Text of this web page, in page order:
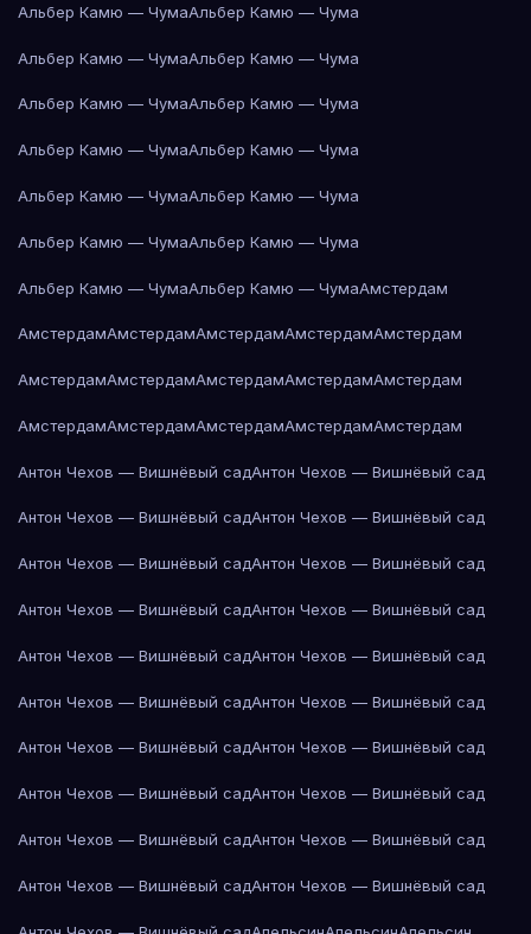
Альбер Камю — ЧумаАльбер Камю — Чума
Альбер Камю — ЧумаАльбер Камю — Чума
Альбер Камю — ЧумаАльбер Камю — Чума
Альбер Камю — ЧумаАльбер Камю — Чума
Альбер Камю — ЧумаАльбер Камю — Чума
Альбер Камю — ЧумаАльбер Камю — Чума
Альбер Камю — ЧумаАльбер Камю — ЧумаАмстердам
АмстердамАмстердамАмстердамАмстердамАмстердам
АмстердамАмстердамАмстердамАмстердамАмстердам
АмстердамАмстердамАмстердамАмстердамАмстердам
Антон Чехов — Вишнёвый садАнтон Чехов — Вишнёвый сад
Антон Чехов — Вишнёвый садАнтон Чехов — Вишнёвый сад
Антон Чехов — Вишнёвый садАнтон Чехов — Вишнёвый сад
Антон Чехов — Вишнёвый садАнтон Чехов — Вишнёвый сад
Антон Чехов — Вишнёвый садАнтон Чехов — Вишнёвый сад
Антон Чехов — Вишнёвый садАнтон Чехов — Вишнёвый сад
Антон Чехов — Вишнёвый садАнтон Чехов — Вишнёвый сад
Антон Чехов — Вишнёвый садАнтон Чехов — Вишнёвый сад
Антон Чехов — Вишнёвый садАнтон Чехов — Вишнёвый сад
Антон Чехов — Вишнёвый садАнтон Чехов — Вишнёвый сад